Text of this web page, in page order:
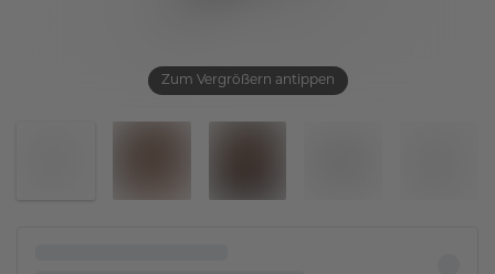
Zum Vergrößern antippen